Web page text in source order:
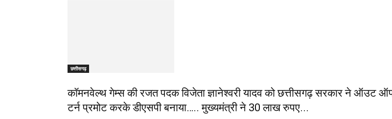
छत्तीसगढ़
कॉमनवेल्थ गेम्स की रजत पदक विजेता ज्ञानेश्वरी यादव को छत्तीसगढ़ सरकार ने ऑउट
टर्न प्रमोट करके डीएसपी बनाया….. मुख्यमंत्री ने 30 लाख रुपए...